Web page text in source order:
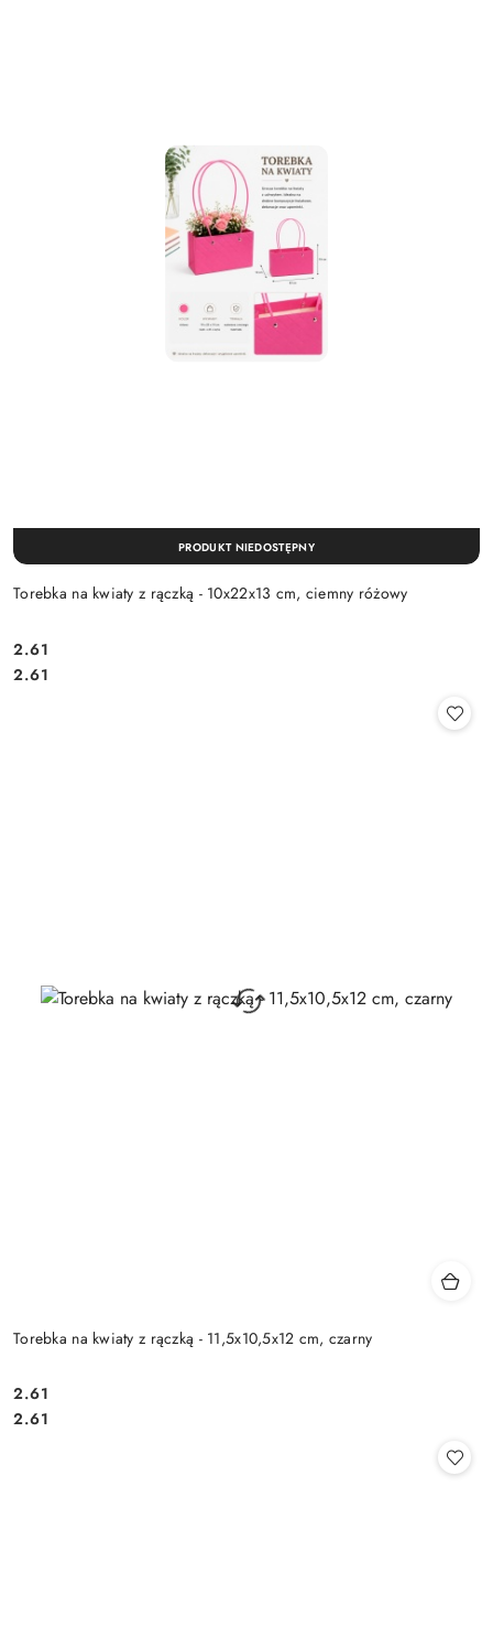
Torebka na kwiaty z rączką - 10x22x13 cm, ciemny różowy
Cena:
2.61
Cena:
2.61
PRODUKT NIEDOSTĘPNY
Torebka na kwiaty z rączką - 11,5x10,5x12 cm, czarny
Cena:
2.61
Cena:
2.61